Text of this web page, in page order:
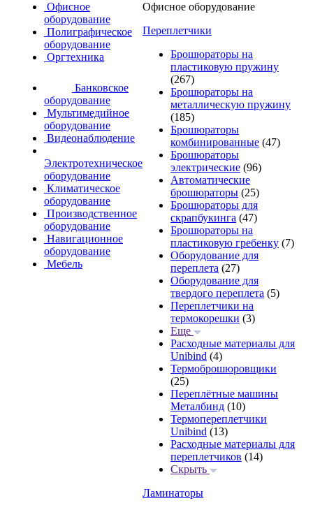
Офисное
оборудование
Полиграфическое
оборудование
Оргтехника
Банковское
оборудование
Мультимедийное
оборудование
Видеонаблюдение
Электротехническое
оборудование
Климатическое
оборудование
Производственное
оборудование
Навигационное
оборудование
Мебель
Офисное оборудование
Переплетчики
Брошюраторы на
пластиковую пружину
(267)
Брошюраторы на
металлическую пружину
(185)
Брошюраторы
комбинированные (47)
Брошюраторы
электрические (96)
Автоматические
брошюраторы (25)
Брошюраторы для
скрапбукинга (47)
Брошюраторы на
пластиковую гребенку (7)
Оборудование для
переплета (27)
Оборудование для
твердого переплета (5)
Переплетчики на
термокорешки (3)
Еще
Расходные материалы для
Unibind (4)
Термоброшюровщики
(25)
Переплётные машины
Металбинд (10)
Термопереплетчики
Unibind (13)
Расходные материалы для
переплетчиков (14)
Скрыть
Ламинаторы